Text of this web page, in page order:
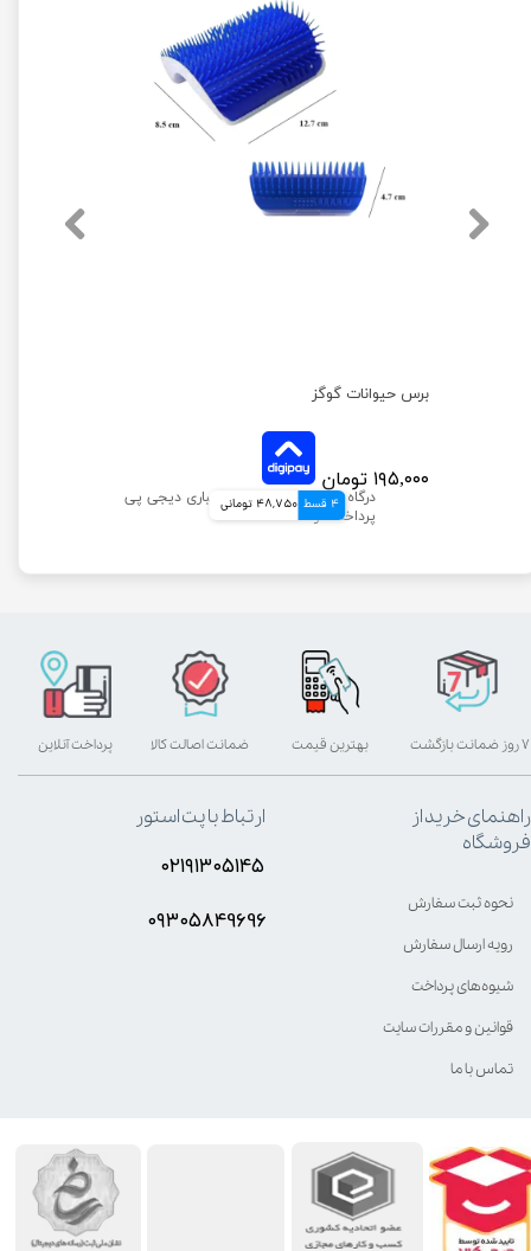
برس حیوانات گوگز
۱۹۵,۰۰۰ تومان
4 قسط 48,750 تومانی
بهترین قیمت پرداخت آنلاین ۷ روز ضمانت بازگشت ضمانت اصالت کالا
راهنمای خرید از
فروشگاه
نحوه ثبت سفارش
رویه ارسال سفارش
شیوه‌های پرداخت
قوانین و مقررات سایت
تماس با ما
ارتباط با پت استور
۰۲۱۹۱۳۰۵۱۴۵
۰۹۳۰۵8۴9696